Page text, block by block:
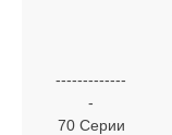
-------------
-
70 Серии